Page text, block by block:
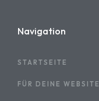
Navigation
STARTSEITE
FÜR DEINE WEBSITE